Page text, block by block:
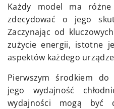
Każdy model ma
zdecydować o jego
Zaczynając od
zużycie energii, istotne
aspektów każdego
Pierwszym środkiem
jego wydajność
wydajności mogą być